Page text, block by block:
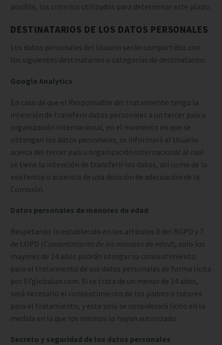
posible, los criterios utilizados para determinar este plazo.
DESTINATARIOS DE LOS DATOS PERSONALES
Los datos personales del Usuario serán compartidos con
los siguientes destinatarios o categorías de destinatarios:
Google Analytics
En caso de que el Responsable del tratamiento tenga la
intención de transferir datos personales a un tercer país u
organización internacional, en el momento en que se
obtengan los datos personales, se informará al Usuario
acerca del tercer país u organización internacional al cual
se tiene la intención de transferir los datos, así como de la
existencia o ausencia de una decisión de adecuación de la
Comisión.
Datos personales de menores de edad
Respetando lo establecido en los artículos 8 del RGPD y 7
de LOPD (Consentimiento de los menores de edad), solo los
mayores de 14 años podrán otorgar su consentimiento
para el tratamiento de sus datos personales de forma lícita
por 07globalan.com. Si se trata de un menor de 14 años,
será necesario el consentimiento de los padres o tutores
para el tratamiento, y este solo se considerará lícito en la
medida en la que los mismos lo hayan autorizado.
Secreto y seguridad de los datos personales